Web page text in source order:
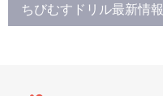
ちびむすドリル最新情報